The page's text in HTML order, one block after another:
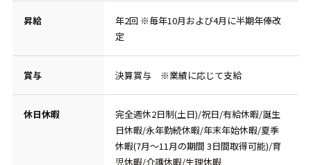
昇給
年2回 ※毎年10月および4月に半期年俸改
定
賞与 決算賞与 ※業績に応じて支給
休日休暇
完全週休2日制(土日)/祝日/有給休暇/誕生
日休暇/永年勤続休暇/年末年始休暇/夏季
休暇(7月～11月の期間 3日間取得可能)/育
児休暇/介護休暇/生理休暇